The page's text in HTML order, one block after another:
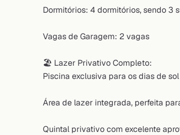
Dormitórios: 4 dormitórios, sendo 3
Vagas de Garagem: 2 vagas
🏖️ Lazer Privativo Completo:
Piscina exclusiva para os dias de sol
Área de lazer integrada, perfeita
Quintal privativo com excelente